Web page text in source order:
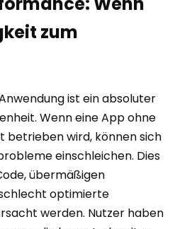
zum
ist ein absoluter
Wenn eine App ohne
betrieben wird, können sich
einschleichen. Dies
übermäßigen
optimierte
werden. Nutzer haben